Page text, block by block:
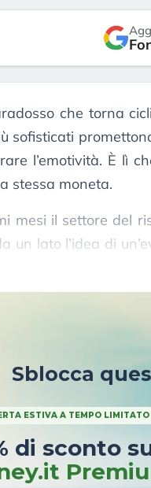
che torna
sofisticati
l’emotività. È lì
stessa moneta.
mesi il settore del
un lato l’idea di
Sblocca
ESTIVA A TEMPO LIMITATO
di sconto